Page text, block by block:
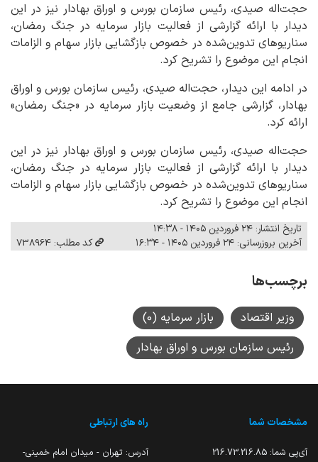
حجت‌اله صیدی، رئیس سازمان بورس و اوراق بهادار نیز در این
دیدار با ارائه گزارشی از فعالیت بازار سرمایه در جنگ رمضان،
سناریوهای تدوین‌شده در خصوص بازگشایی بازار سهام و الزامات
انجام این موضوع را تشریح کرد.
در ادامه این دیدار، حجت‌اله صیدی، رئیس سازمان بورس و اوراق
بهادار، گزارشی جامع از وضعیت بازار سرمایه در «جنگ رمضان»
ارائه کرد.
حجت‌اله صیدی، رئیس سازمان بورس و اوراق بهادار نیز در این
دیدار با ارائه گزارشی از فعالیت بازار سرمایه در جنگ رمضان،
سناریوهای تدوین‌شده در خصوص بازگشایی بازار سهام و الزامات
انجام این موضوع را تشریح کرد.
تاریخ انتشار: ۲۴ فروردین ۱۴۰۵ - ۱۴:۳۸
آخرین بروزرسانی: ۲۴ فروردین ۱۴۰۵ - ۱۶:۳۴
کد مطلب: 738964
برچسب‌ها
وزیر اقتصاد
بازار سرمایه (0)
رئیس سازمان بورس و اوراق بهادار
مشخصات شما
آی‌پی شما: 216.73.216.85
راه های ارتباطی
آدرس: تهران - میدان امام خمینی-